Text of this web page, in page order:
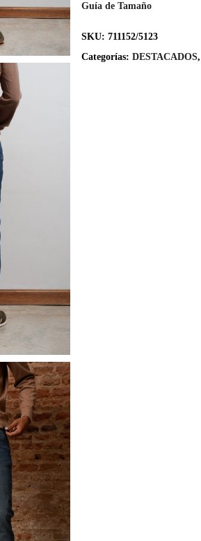
Guía de Tamaño
SKU: 711152/5123
Categorías: DESTACADOS,